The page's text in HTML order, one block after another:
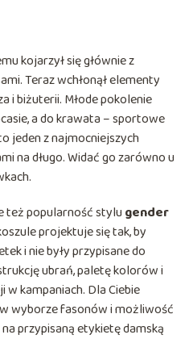
kojarzył się głównie z
Teraz wchłonął elementy
i biżuterii. Młode pokolenie
a do krawata – sportowe
jeden z najmocniejszych
na długo. Widać go zarówno u
też popularność stylugender
projektuje się tak, by
i nie były przypisane do
ubrań, paletę kolorów i
kampaniach. Dla Ciebie
wyborze fasonów i możliwość
przypisaną etykietę damską